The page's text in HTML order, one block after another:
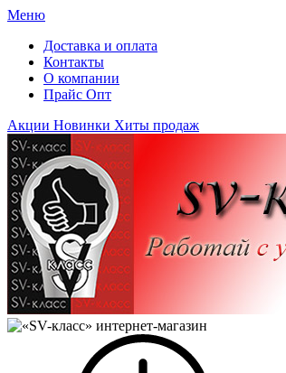
Меню
Доставка и оплата
Контакты
О компании
Прайс Опт
Акции Новинки Хиты продаж